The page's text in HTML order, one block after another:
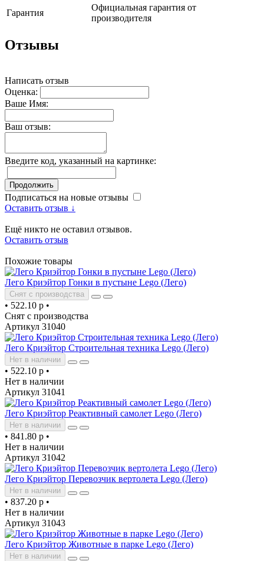
Гарантия
Официальная гарантия от
производителя
Отзывы
Написать отзыв
Оценка:
Ваше Имя:
Ваш отзыв:
Введите код, указанный на картинке:
Продолжить
Подписаться на новые отзывы
Оставить отзыв ↓
Ещё никто не оставил отзывов.
Оставить отзыв
Похожие товары
Лего Криэйтор Гонки в пустыне Lego (Лего)
Снят с производства
• 522.10 р •
Снят с производства
Артикул 31040
Лего Криэйтор Строительная техника Lego (Лего)
Нет в наличии
• 522.10 р •
Нет в наличии
Артикул 31041
Лего Криэйтор Реактивный самолет Lego (Лего)
Нет в наличии
• 841.80 р •
Нет в наличии
Артикул 31042
Лего Криэйтор Перевозчик вертолета Lego (Лего)
Нет в наличии
• 837.20 р •
Нет в наличии
Артикул 31043
Лего Криэйтор Животные в парке Lego (Лего)
Нет в наличии